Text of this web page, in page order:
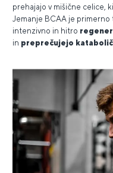
prehajajo v mišične celice,
Jemanje BCAA je primerno
intenzivno in hitro
in preprečujejo